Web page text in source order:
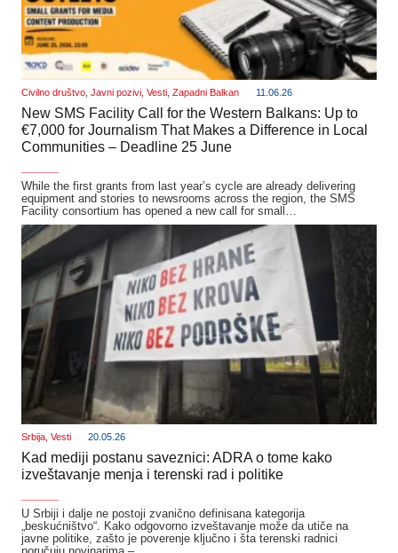
Civilno društvo Javni pozivi Vesti Zapadni Balkan 11.06.26
New SMS Facility Call for the Western Balkans: Up to
€7,000 for Journalism That Makes a Difference in Local
Communities – Deadline 25 June
While the first grants from last year’s cycle are already delivering
equipment and stories to newsrooms across the region, the SMS
Facility consortium has opened a new call for small…
Srbija Vesti 20.05.26
Kad mediji postanu saveznici: ADRA o tome kako
izveštavanje menja i terenski rad i politike
U Srbiji i dalje ne postoji zvanično definisana kategorija
„beskućništvo“. Kako odgovorno izveštavanje može da utiče na
javne politike, zašto je poverenje ključno i šta terenski radnici